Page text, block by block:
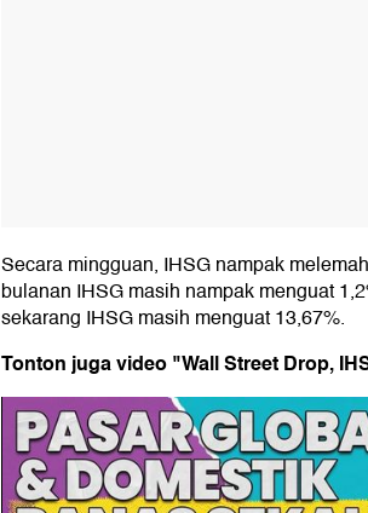
Secara mingguan, IHSG nampak
bulanan IHSG masih nampak menguat
sekarang IHSG masih menguat 13,67%.
Tonton juga video "Wall Street Drop,